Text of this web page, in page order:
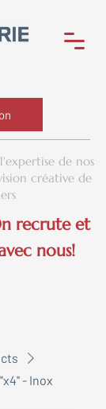
de nos
créative de
recrute et
nous!
- Inox